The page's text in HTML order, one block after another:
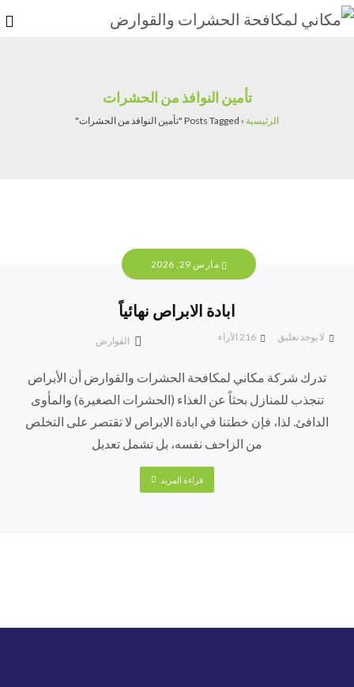
تأمين النوافذ من الحشرات
الرئيسية › Posts Tagged "تأمين النوافذ من الحشرات"
مارس 29, 2026
ابادة الابراص نهائياً
القوارض لا يوجد تعليق الآراء
تدرك شركة مكاني لمكافحة الحشرات والقوارض أن الأبراص
تنجذب للمنازل بحثاً عن الغذاء (الحشرات الصغيرة) والمأوى
الدافئ. لذا، فإن خطتنا في ابادة الابراص لا تقتصر على التخلص
من الزاحف نفسه، بل تشمل تعديل
قراءة المزيد